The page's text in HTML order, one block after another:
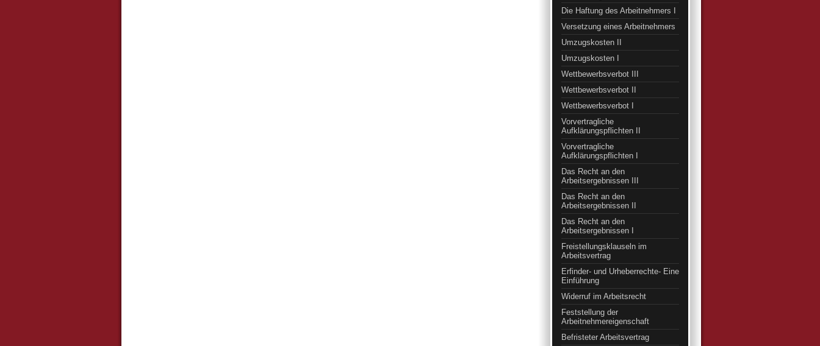
Die Haftung des Arbeitnehmers I
Versetzung eines Arbeitnehmers
Umzugskosten II
Umzugskosten I
Wettbewerbsverbot III
Wettbewerbsverbot II
Wettbewerbsverbot I
Vorvertragliche
Aufklärungspflichten II
Vorvertragliche
Aufklärungspflichten I
Das Recht an den
Arbeitsergebnissen III
Das Recht an den
Arbeitsergebnissen II
Das Recht an den
Arbeitsergebnissen I
Freistellungsklauseln im
Arbeitsvertrag
Erfinder- und Urheberrechte- Eine
Einführung
Widerruf im Arbeitsrecht
Feststellung der
Arbeitnehmereigenschaft
Befristeter Arbeitsvertrag